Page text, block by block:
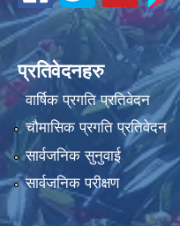
प्रतिवेदनहरु
वार्षिक प्रगति प्रतिवेदन
चौमासिक प्रगति प्रतिवेदन
सार्वजनिक सुनुवाई
सार्वजनिक परीक्षण